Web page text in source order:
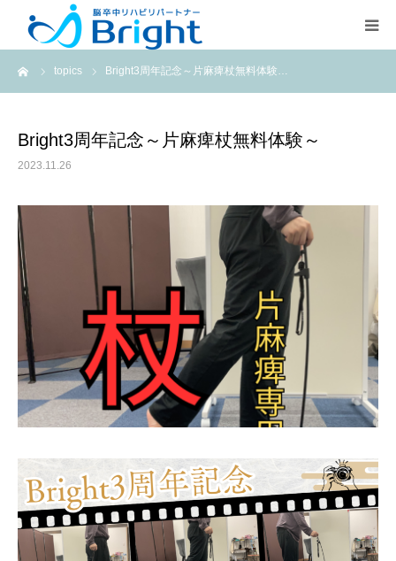
topics Bright3周年記念～片麻痺杖無料体験…
Bright3周年記念～片麻痺杖無料体験～
2023.11.26
Brightとは
疾患別ページ
よくある質問